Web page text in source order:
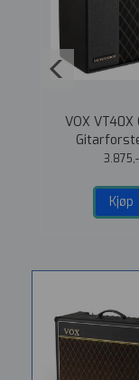
VOX VT40X
3.875,-
Kjøp